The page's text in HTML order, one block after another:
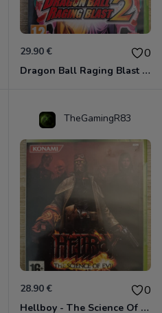
29.90 € 0
Dragon Ball Raging Blast 2 Xbox 360
TheGamingR83
28.90 € 0
Hellboy - The Science Of Evil Xbox 360